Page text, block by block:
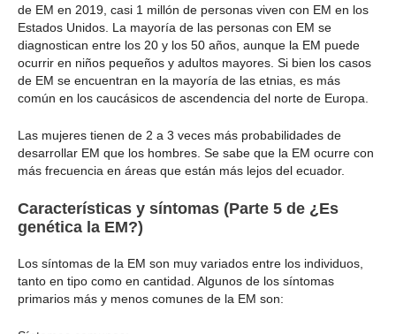
de EM en 2019, casi 1 millón de personas viven con EM en los
Estados Unidos. La mayoría de las personas con EM se
diagnostican entre los 20 y los 50 años, aunque la EM puede
ocurrir en niños pequeños y adultos mayores. Si bien los casos
de EM se encuentran en la mayoría de las etnias, es más
común en los caucásicos de ascendencia del norte de Europa.
Las mujeres tienen de 2 a 3 veces más probabilidades de
desarrollar EM que los hombres. Se sabe que la EM ocurre con
más frecuencia en áreas que están más lejos del ecuador.
Características y síntomas (Parte 5 de ¿Es
genética la EM?)
Los síntomas de la EM son muy variados entre los individuos,
tanto en tipo como en cantidad. Algunos de los síntomas
primarios más y menos comunes de la EM son: